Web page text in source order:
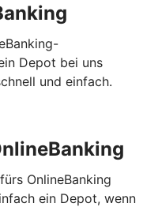
Depot bei uns
und einfach.
OnlineBanking
ein Depot, wenn